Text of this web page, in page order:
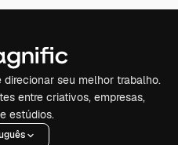
seu melhor trabalho.
entre criativos, empresas,
estúdios.